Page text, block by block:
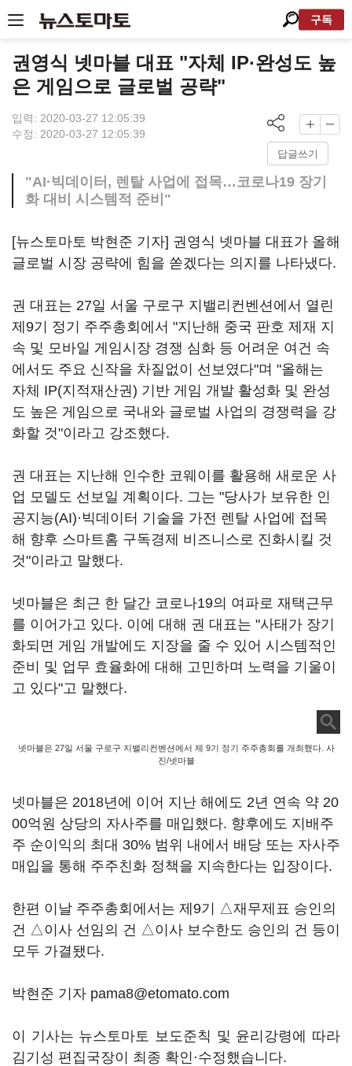
구독
권영식 넷마블 대표 "자체 IP·완성도 높
은 게임으로 글로벌 공략"
입력: 2020-03-27 12:05:39
수정: 2020-03-27 12:05:39
답글쓰기
"AI·빅데이터, 렌탈 사업에 접목…코로나19 장기
화 대비 시스템적 준비"
[뉴스토마토 박현준 기자] 권영식 넷마블 대표가 올해
글로벌 시장 공략에 힘을 쏟겠다는 의지를 나타냈다.
권 대표는 27일 서울 구로구 지밸리컨벤션에서 열린
제9기 정기 주주총회에서 "지난해 중국 판호 제재 지
속 및 모바일 게임시장 경쟁 심화 등 어려운 여건 속
에서도 주요 신작을 차질없이 선보였다"며 "올해는
자체 IP(지적재산권) 기반 게임 개발 활성화 및 완성
도 높은 게임으로 국내와 글로벌 사업의 경쟁력을 강
화할 것"이라고 강조했다.
권 대표는 지난해 인수한 코웨이를 활용해 새로운 사
업 모델도 선보일 계획이다. 그는 "당사가 보유한 인
공지능(AI)·빅데이터 기술을 가전 렌탈 사업에 접목
해 향후 스마트홈 구독경제 비즈니스로 진화시킬 것
것"이라고 말했다.
넷마블은 최근 한 달간 코로나19의 여파로 재택근무
를 이어가고 있다. 이에 대해 권 대표는 "사태가 장기
화되면 게임 개발에도 지장을 줄 수 있어 시스템적인
준비 및 업무 효율화에 대해 고민하며 노력을 기울이
고 있다"고 말했다.
넷마블은 27일 서울 구로구 지밸리컨벤션에서 제 9기 정기 주주총회를 개최했다. 사
진/넷마블
넷마블은 2018년에 이어 지난 해에도 2년 연속 약 20
00억원 상당의 자사주를 매입했다. 향후에도 지배주
주 순이익의 최대 30% 범위 내에서 배당 또는 자사주
매입을 통해 주주친화 정책을 지속한다는 입장이다.
한편 이날 주주총회에서는 제9기 △재무제표 승인의
건 △이사 선임의 건 △이사 보수한도 승인의 건 등이
모두 가결됐다.
박현준 기자 pama8@etomato.com
이 기사는 뉴스토마토 보도준칙 및 윤리강령에 따라
김기성 편집국장이 최종 확인·수정했습니다.